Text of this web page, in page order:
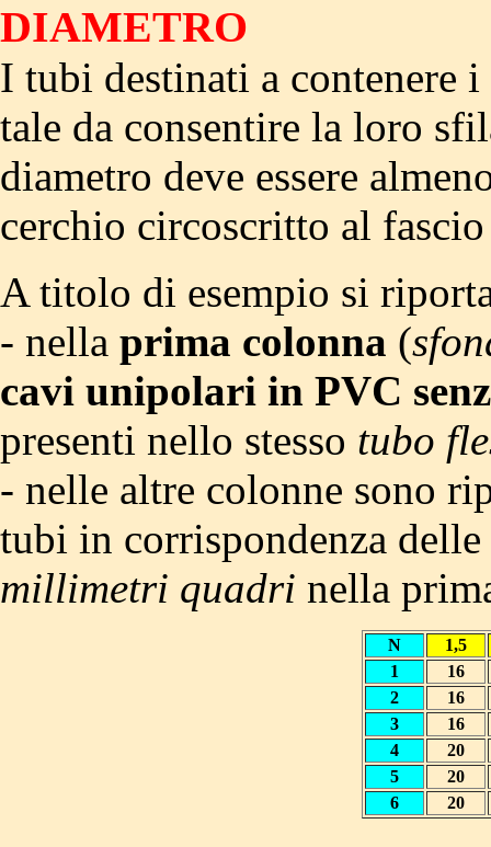
DIAMETRO
I tubi destinati a contenere i
tale da consentire la loro
diametro deve essere
cerchio circoscritto al
A titolo di esempio si
- nella prima colonna (
cavi unipolari in PVC
presenti nello stesso tubo
- nelle altre colonne sono
tubi in corrispondenza
millimetri quadri nella
N
1,5
1
16
2
16
3
16
4
20
5
20
6
20